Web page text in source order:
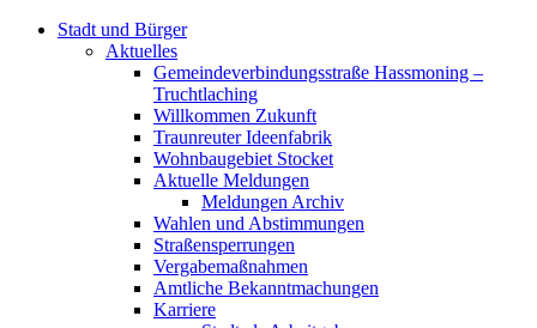
Stadt und Bürger
Aktuelles
Gemeindeverbindungsstraße Hassmoning –
Truchtlaching
Willkommen Zukunft
Traunreuter Ideenfabrik
Wohnbaugebiet Stocket
Aktuelle Meldungen
Meldungen Archiv
Wahlen und Abstimmungen
Straßensperrungen
Vergabemaßnahmen
Amtliche Bekanntmachungen
Karriere